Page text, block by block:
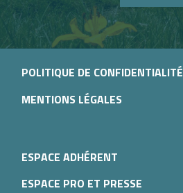
POLITIQUE DE CONFIDENTIALITÉ
MENTIONS LÉGALES
ESPACE ADHÉRENT
ESPACE PRO ET PRESSE